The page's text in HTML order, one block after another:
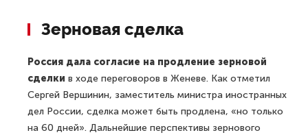
Зерновая сделка
Россия дала согласие на продление зерновой
сделки в ходе переговоров в Женеве. Как отметил
Сергей Вершинин, заместитель министра иностранных
дел России, сделка может быть продлена, «но только
на 60 дней». Дальнейшие перспективы зернового